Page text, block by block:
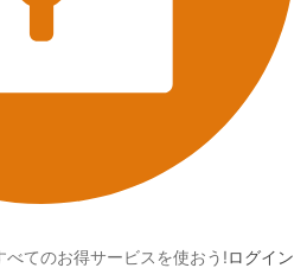
べてのお得サービスを使おう!ログイン